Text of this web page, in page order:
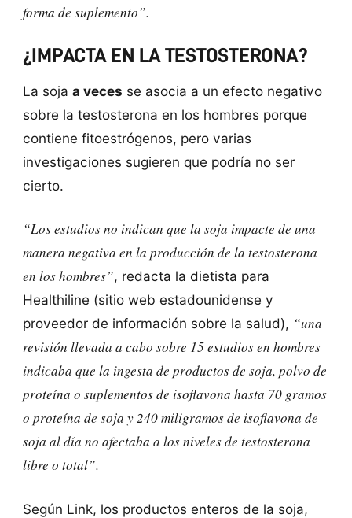
forma de suplemento”.
¿IMPACTA EN LA TESTOSTERONA?
La soja a veces se asocia a un efecto negativo
sobre la testosterona en los hombres porque
contiene fitoestrógenos, pero varias
investigaciones sugieren que podría no ser
cierto.
“Los estudios no indican que la soja impacte de una
manera negativa en la producción de la testosterona
en los hombres”, redacta la dietista para
Healthiline (sitio web estadounidense y
proveedor de información sobre la salud), “una
revisión llevada a cabo sobre 15 estudios en hombres
indicaba que la ingesta de productos de soja, polvo de
proteína o suplementos de isoflavona hasta 70 gramos
o proteína de soja y 240 miligramos de isoflavona de
soja al día no afectaba a los niveles de testosterona
libre o total”.
Según Link, los productos enteros de la soja,